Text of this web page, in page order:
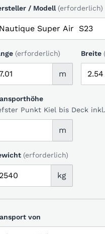
/ Modell (erforderlich)
(erforderlich)
m
Breite
Punkt Kiel bis Deck
m
(erforderlich)
kg
von